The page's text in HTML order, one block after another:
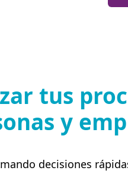
tus
y
decisiones